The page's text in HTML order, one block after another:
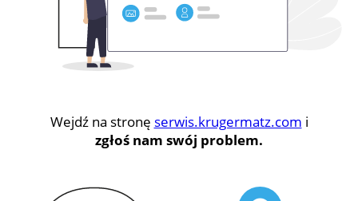
Wejdź na stronę serwis.krugermatz.com i
zgłoś nam swój problem.